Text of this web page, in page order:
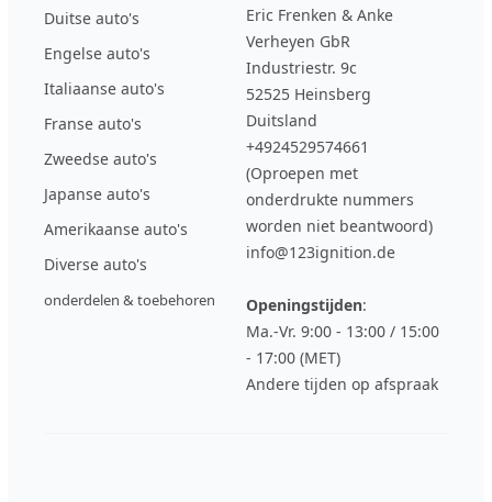
Duitse auto's
Engelse auto's
Italiaanse auto's
Franse auto's
Zweedse auto's
Japanse auto's
Amerikaanse auto's
Diverse auto's
onderdelen & toebehoren
Eric Frenken & Anke
Verheyen GbR
Industriestr. 9c
52525 Heinsberg
Duitsland
+4924529574661
(Oproepen met
onderdrukte nummers
worden niet beantwoord)
info@123ignition.de
Openingstijden:
Ma.-Vr. 9:00 - 13:00 / 15:00
- 17:00 (MET)
Andere tijden op afspraak